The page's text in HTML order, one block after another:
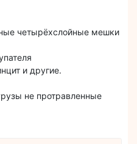
четырёхслойные мешки
и другие.
не протравленные